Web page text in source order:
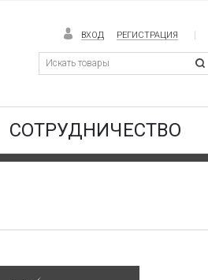
ВХОД РЕГИСТРАЦИЯ
СОТРУДНИЧЕСТВО